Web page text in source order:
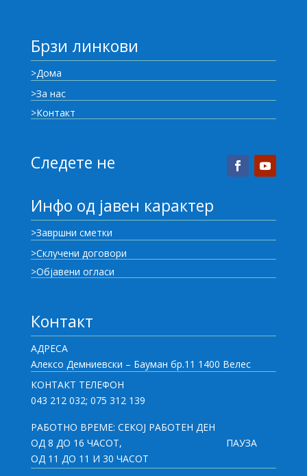
Брзи линкови
>Дома
>За нас
>Контакт
Следете не
Инфо од јавен карактер
>Завршни сметки
>Склучени договори
>Објавени огласи
Контакт
АДРЕСА
Алексо Демниевски – Бауман бр.11 1400 Велес
КОНТАКТ ТЕЛЕФОН
043 212 032; 075 312 139
РАБОТНО ВРЕМЕ: СЕКОЈ РАБОТЕН ДЕН
ОД 8 ДО 16 ЧАСОТ, ПАУЗА
ОД 11 ДО 11 И 30 ЧАСОТ